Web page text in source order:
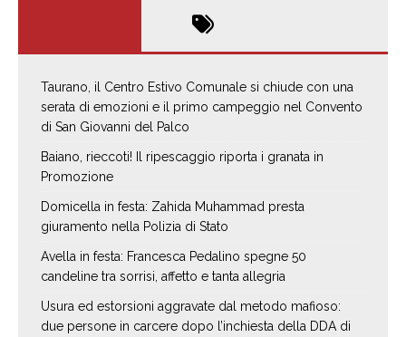
Taurano, il Centro Estivo Comunale si chiude con una
serata di emozioni e il primo campeggio nel Convento
di San Giovanni del Palco
Baiano, rieccoti! Il ripescaggio riporta i granata in
Promozione
Domicella in festa: Zahida Muhammad presta
giuramento nella Polizia di Stato
Avella in festa: Francesca Pedalino spegne 50
candeline tra sorrisi, affetto e tanta allegria
Usura ed estorsioni aggravate dal metodo mafioso:
due persone in carcere dopo l’inchiesta della DDA di